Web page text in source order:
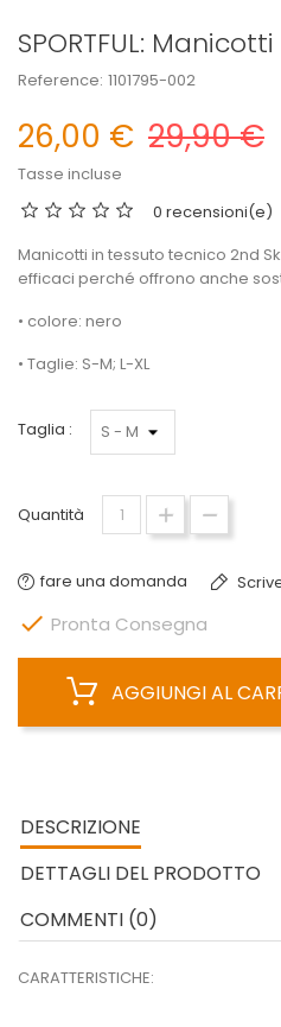
SPORTFUL: Manicotti
Reference: 1101795-002
26,00 € 29,90 €
Tasse incluse
0 recensioni(e)
Manicotti in tessuto tecnico 2nd
efficaci perché offrono anche
• colore: nero
• Taglie: S-M; L-XL
Taglia :
Quantità
fare una domanda
 Pronta Consegna
AGGIUNGI AL
DESCRIZIONE
DETTAGLI DEL PRODOTTO
COMMENTI (0)
CARATTERISTICHE: